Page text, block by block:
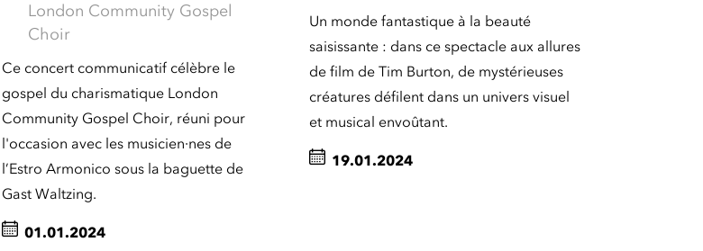
London Community Gospel
Choir
Ce concert communicatif célèbre le
gospel du charismatique London
Community Gospel Choir, réuni pour
l'occasion avec les musicien·nes de
l’Estro Armonico sous la baguette de
Gast Waltzing.
01.01.2024
Un monde fantastique à la beauté
saisissante : dans ce spectacle aux allures
de film de Tim Burton, de mystérieuses
créatures défilent dans un univers visuel
et musical envoûtant.
19.01.2024